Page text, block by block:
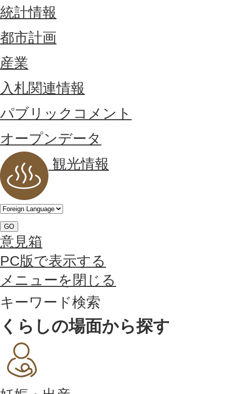
統計情報
都市計画
産業
入札関連情報
パブリックコメント
オープンデータ
観光情報
GO
意見箱
PC版で表示する
メニューを閉じる
キーワード検索
くらしの場面から探す